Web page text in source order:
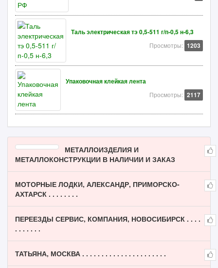
Таль электрическая тэ 0,5-511 г/п-0,5 н-6,3
Просмотры: 1203
Упаковочная клейкая лента
Просмотры: 2117
МЕТАЛЛОИЗДЕЛИЯ И
МЕТАЛЛОКОНСТРУКЦИИ В НАЛИЧИИ И ЗАКАЗ
МОТОРНЫЕ ЛОДКИ, АЛЕКСАНДР, ПРИМОРСКО-
АХТАРСК . . . . . . . .
ПЕРЕЕЗДЫ СЕРВИС, КОМПАНИЯ, НОВОСИБИРСК . . . .
. . . . . . .
ТАТЬЯНА, МОСКВА . . . . . . . . . . . . . . . . . . . . . .